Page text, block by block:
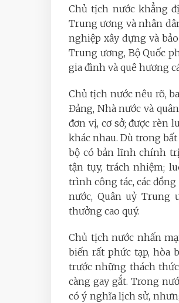
Chủ tịch nước khẳng
Trung ương và nhân
nghiệp xây dựng và
Trung ương, Bộ Quốc
gia đình và quê hương
Chủ tịch nước nêu rõ,
Đảng, Nhà nước và
đơn vị, cơ sở; được rèn
khác nhau. Dù trong
bộ có bản lĩnh chính trị
tận tụy, trách nhiệm;
trình công tác, các
nước, Quân uỷ Trung
thưởng cao quý.
Chủ tịch nước nhấn
biến rất phức tạp, hòa
trước những thách
càng gay gắt. Trong
có ý nghĩa lịch sử,